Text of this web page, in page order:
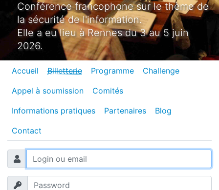
Conférence francophone sur le thème de
la sécurité de l'information.
Elle a eu lieu à Rennes du 3 au 5 juin
2026.
Accueil Billetterie Programme Challenge
Appel à soumission Comités
Informations pratiques Partenaires Blog
Contact